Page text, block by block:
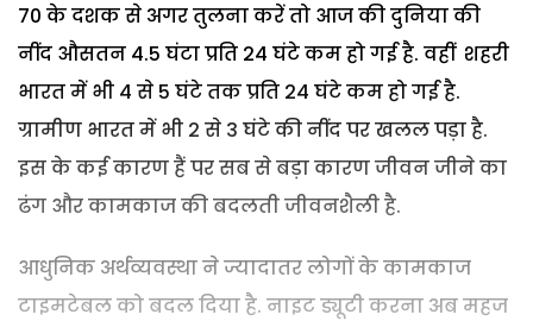
70 के दशक से अगर तुलना करें तो आज की दुनिया की
नींद औसतन 4.5 घंटा प्रति 24 घंटे कम हो गई है. वहीं शहरी
भारत में भी 4 से 5 घंटे तक प्रति 24 घंटे कम हो गई है.
ग्रामीण भारत में भी 2 से 3 घंटे की नींद पर खलल पड़ा है.
इस के कई कारण हैं पर सब से बड़ा कारण जीवन जीने का
ढंग और कामकाज की बदलती जीवनशैली है.
आधुनिक अर्थव्यवस्था ने ज्यादातर लोगों के कामकाज
टाइमटेबल को बदल दिया है. नाइट ड्यूटी करना अब महज